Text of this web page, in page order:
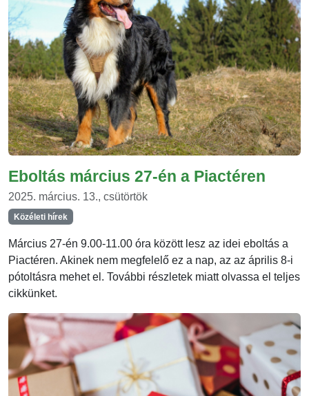
Eboltás március 27-én a Piactéren
2025. március. 13., csütörtök
Közéleti hírek
Március 27-én 9.00-11.00 óra között lesz az idei eboltás a
Piactéren. Akinek nem megfelelő ez a nap, az az április 8-i
pótoltásra mehet el. További részletek miatt olvassa el teljes
cikkünket.